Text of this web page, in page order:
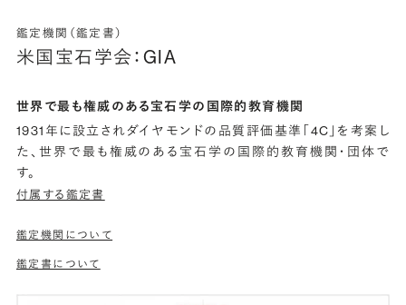
鑑定機関（鑑定書）
米国宝石学会：GIA
世界で最も権威のある宝石学の国際的教育機関
1931年に設立されダイヤモンドの品質評価基準「4C」を考案し
た、世界で最も権威のある宝石学の国際的教育機関・団体で
す。
付属する鑑定書
鑑定機関について
鑑定書について